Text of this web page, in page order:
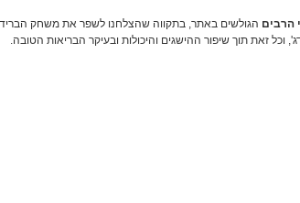
הרבים הגולשים באתר, בתקווה שהצלחנו לשפר את משחק
וכל זאת תוך שיפור ההישגים והיכולות ובעיקר הבריאות הטובה.